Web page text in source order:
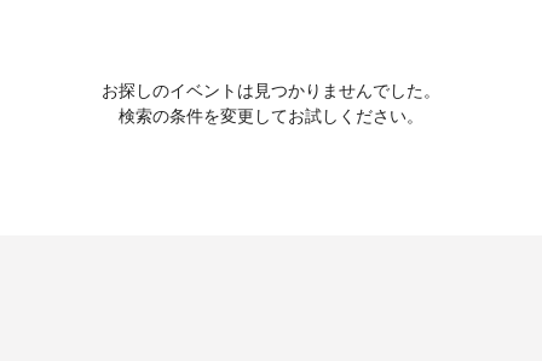
お探しのイベントは見つかりませんでした。
検索の条件を変更してお試しください。